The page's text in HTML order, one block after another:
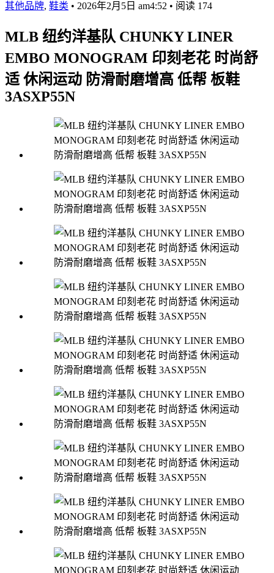
其他品牌, 鞋类 • 2026年2月5日 am4:52 • 阅读 174
MLB 纽约洋基队 CHUNKY LINER
EMBO MONOGRAM 印刻老花 时尚舒
适 休闲运动 防滑耐磨增高 低帮 板鞋
3ASXP55N